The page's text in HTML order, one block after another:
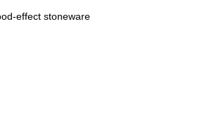
effect stoneware